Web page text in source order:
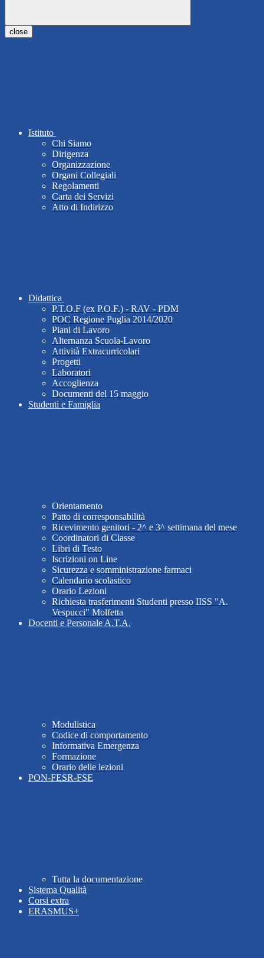
close
Istituto
Chi Siamo
Dirigenza
Organizzazione
Organi Collegiali
Regolamenti
Carta dei Servizi
Atto di Indirizzo
Didattica
P.T.O.F (ex P.O.F.) - RAV - PDM
POC Regione Puglia 2014/2020
Piani di Lavoro
Alternanza Scuola-Lavoro
Attività Extracurricolari
Progetti
Laboratori
Accoglienza
Documenti del 15 maggio
Studenti e Famiglia
Orientamento
Patto di corresponsabilità
Ricevimento genitori - 2^ e 3^ settimana del mese
Coordinatori di Classe
Libri di Testo
Iscrizioni on Line
Sicurezza e somministrazione farmaci
Calendario scolastico
Orario Lezioni
Richiesta trasferimenti Studenti presso IISS "A.
Vespucci" Molfetta
Docenti e Personale A.T.A.
Modulistica
Codice di comportamento
Informativa Emergenza
Formazione
Orario delle lezioni
PON-FESR-FSE
Tutta la documentazione
Sistema Qualità
Corsi extra
ERASMUS+